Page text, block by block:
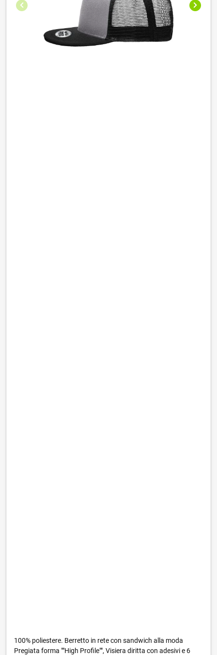
100% poliestere. Berretto in rete con sandwich alla moda
Pregiata forma ""High Profile"", Visiera diritta con adesivi e 6